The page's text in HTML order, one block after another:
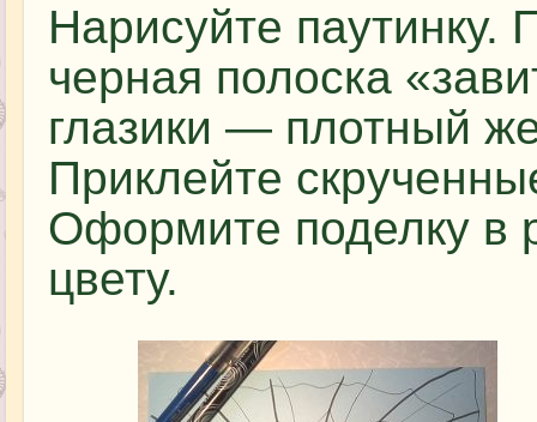
Нарисуйте
черная полоска
глазики — плотный
Приклейте
Оформите поделку в
цвету.